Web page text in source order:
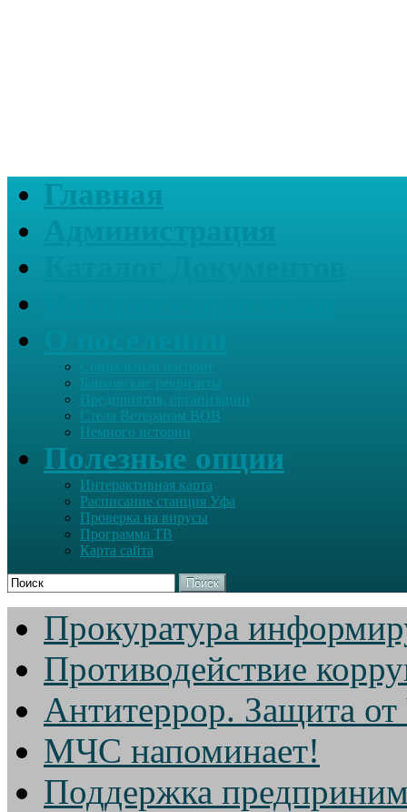
Главная
Банковские реквизиты
Предприятия, организации
Стела Ветеранам ВОВ
Немного истории
Полезные опции
Интерактивная карта
Расписание станция Уфа
Проверка на вирусы
Программа ТВ
Карта сайта
Поиск
Прокуратура
Противодействие
Антитеррор. Защита
МЧС напоминает!
Поддержка